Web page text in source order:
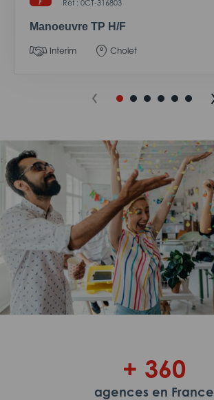
Réf : 0CT-316803
Manoeuvre TP H/F
Interim Cholet
+ 360
agences en France